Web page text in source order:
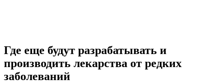
Где еще будут разрабатывать и
производить лекарства от редких
заболеваний